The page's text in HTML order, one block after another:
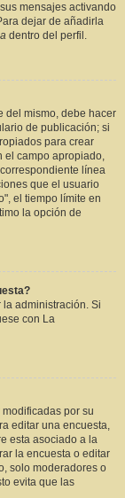
mensajes activando
dejar de añadirla
dentro del perfil.
del mismo, debe hacer
de publicación; si
para crear
el campo apropiado,
línea
que el usuario
el tiempo límite en
la opción de
administración. Si
con La
por su
editar una encuesta,
esta asociado a la
la encuesta o editar
solo moderadores o
evita que las